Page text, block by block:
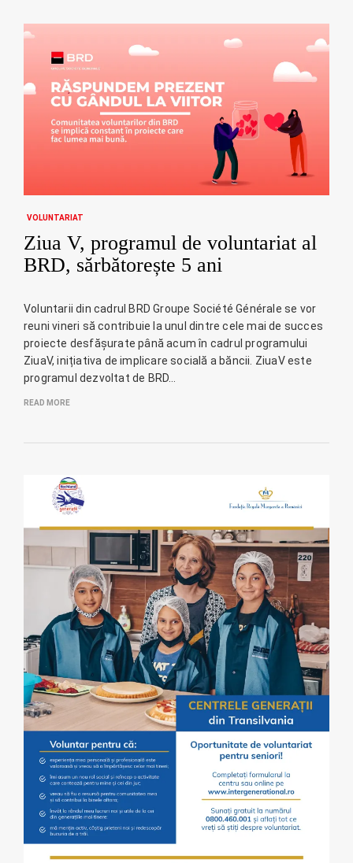
VOLUNTARIAT
Ziua V, programul de voluntariat al
BRD, sărbătorește 5 ani
Voluntarii din cadrul BRD Groupe Société Générale se vor
reuni vineri să contribuie la unul dintre cele mai de succes
proiecte desfășurate până acum în cadrul programului
ZiuaV, inițiativa de implicare socială a băncii. ZiuaV este
programul dezvoltat de BRD…
READ MORE